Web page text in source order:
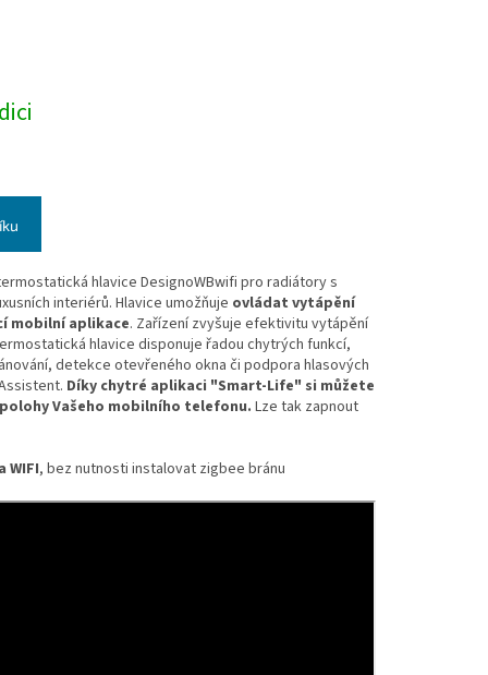
hlavice DesignoWBwifi pro radiátory s
interiérů. Hlavice umožňuje ovládat vytápění
mobilní aplikace. Zařízení zvyšuje efektivitu vytápění
hlavice disponuje řadou chytrých funkcí,
detekce otevřeného okna či podpora hlasových
Díky chytré aplikaci "Smart-Life" si můžete
Vašeho mobilního telefonu.Lze tak zapnout
WIFI, bez nutnosti instalovat zigbee bránu